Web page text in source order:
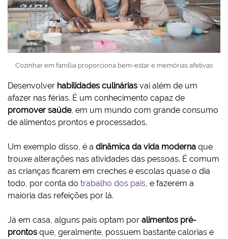
Cozinhar em família proporciona bem-estar e memórias afetivas
Desenvolver habilidades culinárias vai além de um
afazer nas férias. É um conhecimento capaz de
promover saúde, em um mundo com grande consumo
de alimentos prontos e processados.
Um exemplo disso, é a dinâmica da vida moderna que
trouxe alterações nas atividades das pessoas. É comum
as crianças ficarem em creches e escolas quase o dia
todo, por conta do trabalho dos pais, e fazerem a
maioria das refeições por lá.
Já em casa, alguns pais optam por alimentos pré-
prontos que, geralmente, possuem bastante calorias e